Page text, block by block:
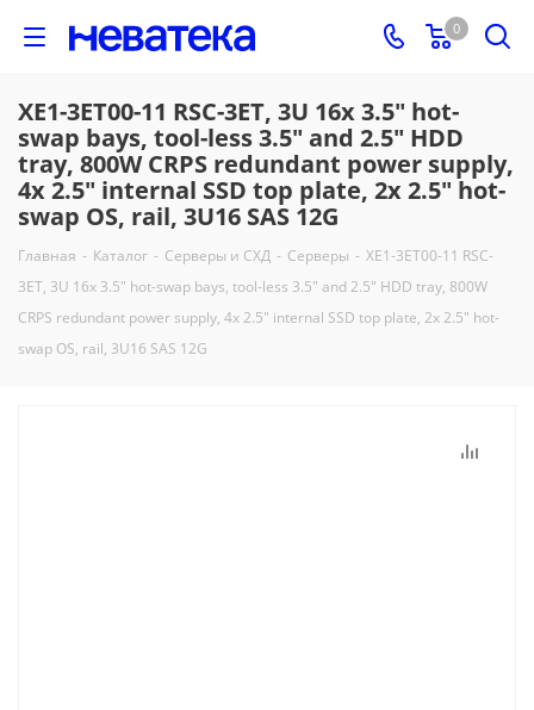
0
XE1-3ET00-11 RSC-3ET, 3U 16x 3.5" hot-
swap bays, tool-less 3.5" and 2.5" HDD
tray, 800W CRPS redundant power supply,
4x 2.5" internal SSD top plate, 2x 2.5" hot-
swap OS, rail, 3U16 SAS 12G
Главная - Каталог - Серверы и СХД - Серверы - XE1-3ET00-11 RSC-
3ET, 3U 16x 3.5" hot-swap bays, tool-less 3.5" and 2.5" HDD tray, 800W
CRPS redundant power supply, 4x 2.5" internal SSD top plate, 2x 2.5" hot-
swap OS, rail, 3U16 SAS 12G